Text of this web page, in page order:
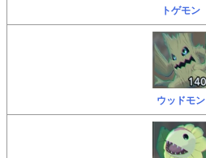
トゲモン
ウッドモン